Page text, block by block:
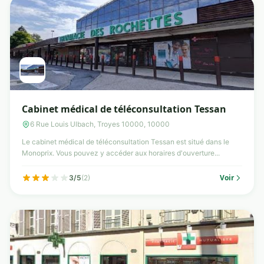
Cabinet médical de téléconsultation Tessan
6 Rue Louis Ulbach, Troyes 10000, 10000
Le cabinet médical de téléconsultation Tessan est situé dans le
Monoprix. Vous pouvez y accéder aux horaires d'ouverture...
3/5(2) Voir